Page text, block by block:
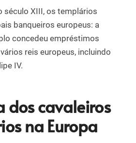
século XIII, os templários
banqueiros europeus: a
concedeu empréstimos
reis europeus, incluindo
IV.
dos cavaleiros
na Europa